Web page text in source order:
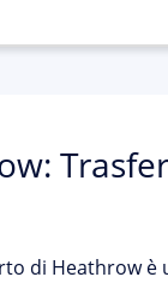
di Heathrowè